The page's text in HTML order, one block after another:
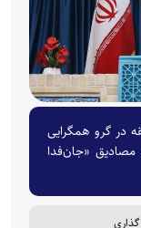
در گرو همگرایی
«جان‌فدا